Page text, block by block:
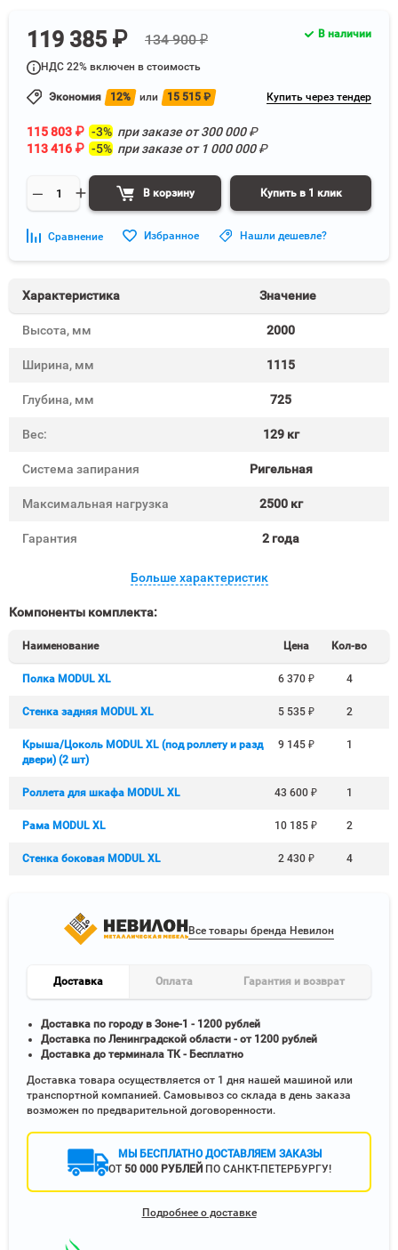
119 385 ₽ 134 900 ₽
НДС 22% включен в стоимость
Экономия 12% или 15 515 ₽ Купить через тендер
115 803 ₽ -3% при заказе от300 000₽
113 416 ₽ -5% при заказе от 1 000 000₽
В корзину Купить в 1 клик
В наличии
Сравнение Избранное Нашли дешевле?
Характеристика Значение
Высота, мм 2000
Ширина, мм 1115
Глубина, мм 725
Вес: 129 кг
Система запирания Ригельная
Максимальная нагрузка 2500 кг
Гарантия 2 года
Больше характеристик
Компоненты комплекта:
Наименование Цена Кол-во
Полка MODUL XL 6 370 ₽ 4
Стенка задняя MODUL XL 5 535 ₽ 2
Крыша/Цоколь MODUL XL (под роллету и разд
двери) (2 шт)
9 145 ₽ 1
Роллета для шкафа MODUL XL 43 600₽ 1
Рама MODUL XL 10 185₽ 2
Стенка боковая MODUL XL 2 430 ₽ 4
Все товары бренда Невилон
Доставка Оплата Гарантия и возврат
Доставка по городу в Зоне-1 - 1200 рублей
Доставка по Ленинградской области - от 1200 рублей
Доставка до терминала ТК - Бесплатно
Доставка товара осуществляется от 1 дня нашей машиной или
транспортной компанией. Самовывоз со склада в день заказа
возможен по предварительной договоренности.
МЫ БЕСПЛАТНО ДОСТАВЛЯЕМ ЗАКАЗЫ
ОТ 50 000 РУБЛЕЙ ПО САНКТ-ПЕТЕРБУРГУ!
Подробнее о доставке